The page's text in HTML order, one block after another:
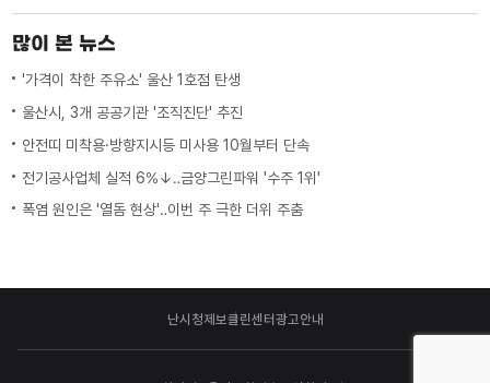
많이 본 뉴스
'가격이 착한 주유소' 울산 1호점 탄생
울산시, 3개 공공기관 '조직진단' 추진
안전띠 미착용·방향지시등 미사용 10월부터 단속
전기공사업체 실적 6%↓‥금양그린파워 '수주 1위'
폭염 원인은 '열돔 현상'‥이번 주 극한 더위 주춤
난시청제보클린센터광고안내